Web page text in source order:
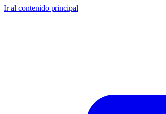
Ir al contenido principal